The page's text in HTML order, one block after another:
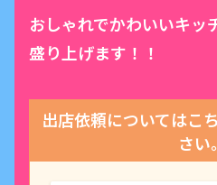
おしゃれでかわいいキッ
盛り上げます！！
出店依頼についてはこ
さい。